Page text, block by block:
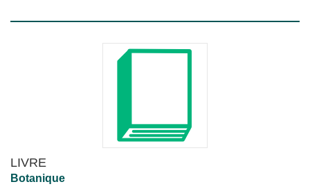
LIVRE
Botanique